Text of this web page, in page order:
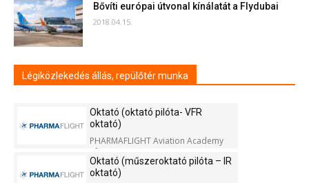
Bővíti európai útvonal kínálatát a Flydubai
2018.04.15.
Légiközlekedés állás, repülőtér munka
Oktató (oktató pilóta- VFR
oktató)
PHARMAFLIGHT Aviation Academy
Kft.
Oktató (műszeroktató pilóta – IR
oktató)